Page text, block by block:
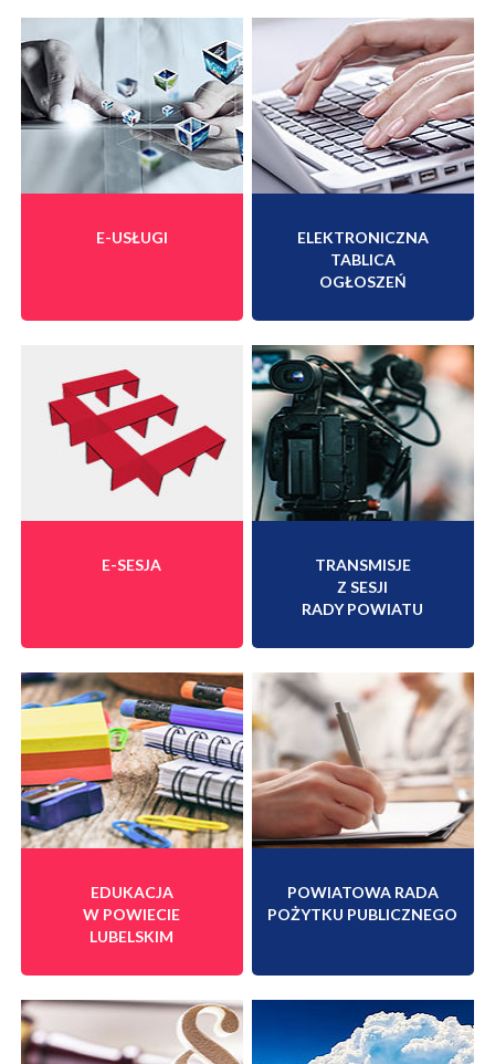
E-USŁUGI
ELEKTRONICZNA
TABLICA
OGŁOSZEŃ
E-SESJA
TRANSMISJE
Z SESJI
RADY POWIATU
EDUKACJA
W POWIECIE
LUBELSKIM
POWIATOWA RADA
POŻYTKU PUBLICZNEGO